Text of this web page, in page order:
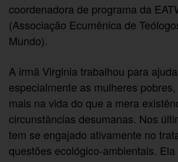
coordenadora de programa da
(Associação Ecumênica de
Mundo).
A irmã Virginia trabalhou para
especialmente as mulheres
mais na vida do que a mera
circunstâncias desumanas. Nos
tem se engajado ativamente no
questões ecológico-ambientais.